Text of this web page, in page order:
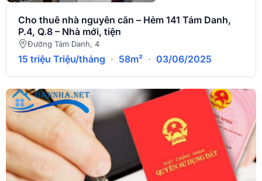
Cho thuê nhà nguyên căn – Hẻm 141 Tám Danh,
P.4, Q.8 – Nhà mới, tiện
Đường Tám Danh, 4
15 triệu Triệu/tháng · 58m² · 03/06/2025